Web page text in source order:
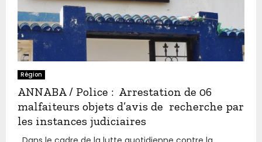
Région
ANNABA / Police : Arrestation de 06
malfaiteurs objets d’avis de recherche par
les instances judiciaires